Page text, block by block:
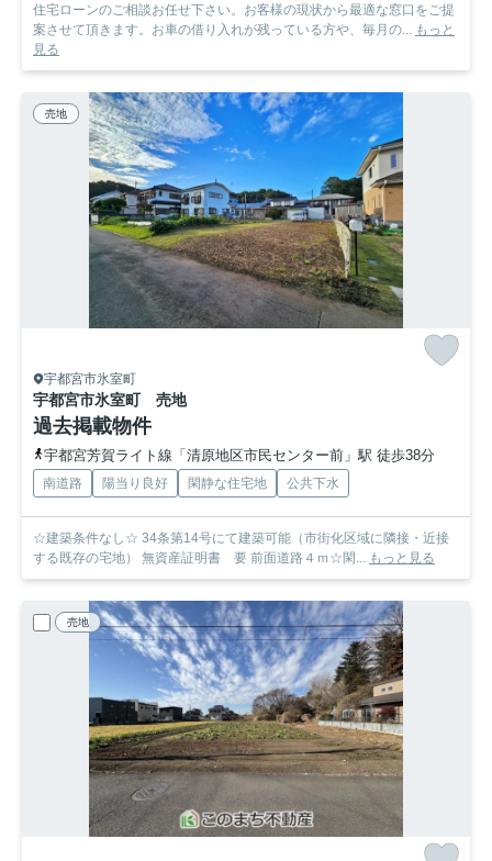
住宅ローンのご相談お任せ下さい。お客様の現状から最適な窓口をご提
案させて頂きます。お車の借り入れが残っている方や、毎月の...
もっと
見る
売地
宇都宮市氷室町
宇都宮市氷室町 売地
過去掲載物件
宇都宮芳賀ライト線「清原地区市民センター前」駅 徒歩38分
南道路 陽当り良好 閑静な住宅地 公共下水
☆建築条件なし☆ 34条第14号にて建築可能（市街化区域に隣接・近接
する既存の宅地） 無資産証明書 要 前面道路４ｍ☆閑... もっと見る
売地